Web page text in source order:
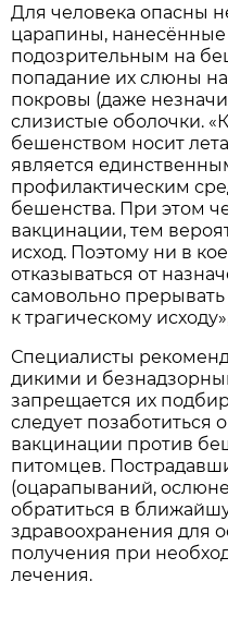
Для человека опасны
царапины,
подозрительным на
попадание их слюны
покровы (даже
слизистые оболочки.
бешенством носит
является
профилактическим
бешенства. При этом
вакцинации, тем
исход. Поэтому ни в
отказываться от
самовольно
к трагическому
Специалисты
дикими и
запрещается их
следует позаботиться
вакцинации против
питомцев.
(оцарапываний,
обратиться в
здравоохранения для
получения при
лечения.